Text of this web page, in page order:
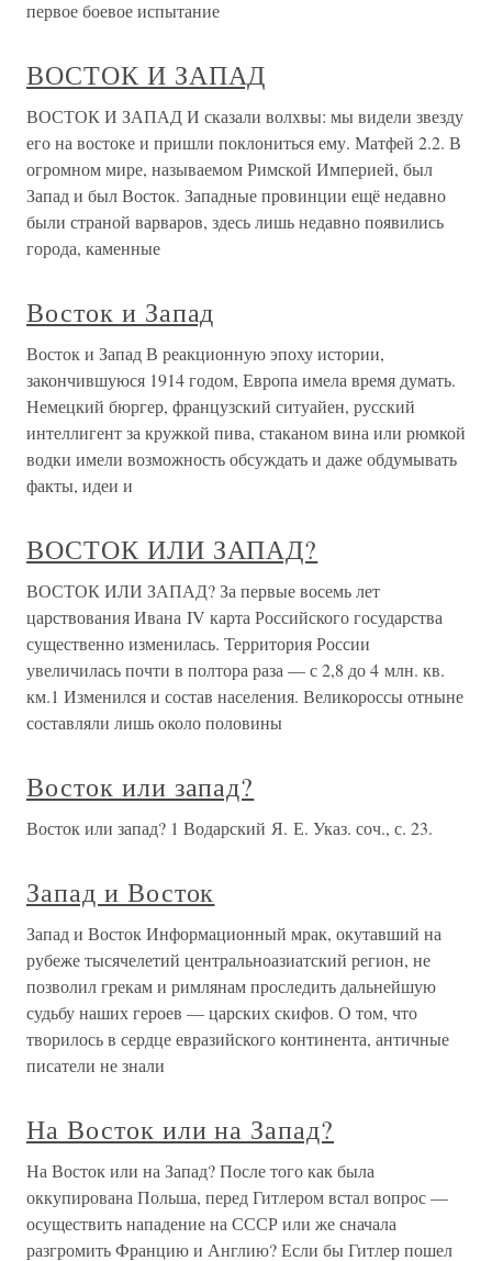
первое боевое испытание
ВОСТОК И ЗАПАД
ВОСТОК И ЗАПАД И сказали волхвы: мы видели звезду
его на востоке и пришли поклониться ему. Матфей 2.2. В
огромном мире, называемом Римской Империей, был
Запад и был Восток. Западные провинции ещё недавно
были страной варваров, здесь лишь недавно появились
города, каменные
Восток и Запад
Восток и Запад В реакционную эпоху истории,
закончившуюся 1914 годом, Европа имела время думать.
Немецкий бюргер, французский ситуайен, русский
интеллигент за кружкой пива, стаканом вина или рюмкой
водки имели возможность обсуждать и даже обдумывать
факты, идеи и
ВОСТОК ИЛИ ЗАПАД?
ВОСТОК ИЛИ ЗАПАД? За первые восемь лет
царствования Ивана IV карта Российского государства
существенно изменилась. Территория России
увеличилась почти в полтора раза — с 2,8 до 4 млн. кв.
км.1 Изменился и состав населения. Великороссы отныне
составляли лишь около половины
Восток или запад?
Восток или запад? 1 Водарский Я. Е. Указ. соч., с. 23.
Запад и Восток
Запад и Восток Информационный мрак, окутавший на
рубеже тысячелетий центральноазиатский регион, не
позволил грекам и римлянам проследить дальнейшую
судьбу наших героев — царских скифов. О том, что
творилось в сердце евразийского континента, античные
писатели не знали
На Восток или на Запад?
На Восток или на Запад? После того как была
оккупирована Польша, перед Гитлером встал вопрос —
осуществить нападение на СССР или же сначала
разгромить Францию и Англию? Если бы Гитлер пошел